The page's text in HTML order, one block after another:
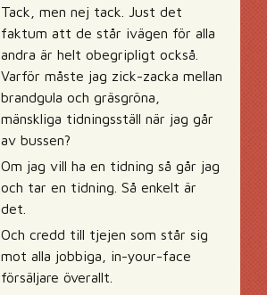
Tack, men nej tack. Just det
faktum att de står ivägen för alla
andra är helt obegripligt också.
Varför måste jag zick-zacka mellan
brandgula och gräsgröna,
mänskliga tidningsställ när jag går
av bussen?
Om jag vill ha en tidning så går jag
och tar en tidning. Så enkelt är
det.
Och credd till tjejen som står sig
mot alla jobbiga, in-your-face
försäljare överallt.